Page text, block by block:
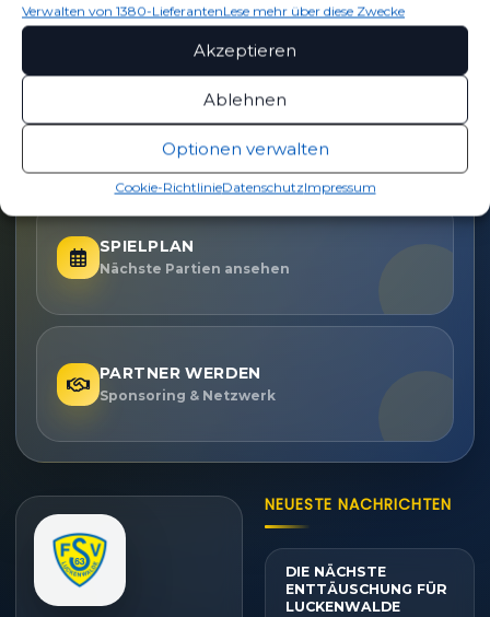
Verwalten von 1380-LieferantenLese mehr über diese Zwecke
Akzeptieren
Ablehnen
Optionen verwalten
Cookie-RichtlinieDatenschutzImpressum
Tickets, Spielplan, News und Vereinsinfos – alles
kompakt auf einen Blick.
TICKETS
Eintrittspreise & Spieltag
SPIELPLAN
Nächste Partien ansehen
PARTNER WERDEN
Sponsoring & Netzwerk
NEUESTE NACHRICHTEN
DIE NÄCHSTE
ENTTÄUSCHUNG FÜR
LUCKENWALDE